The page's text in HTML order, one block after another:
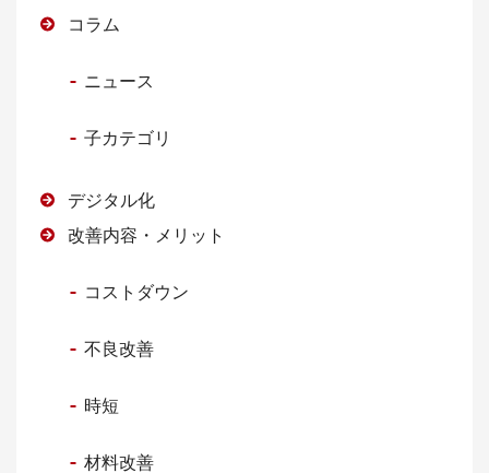
コラム
ニュース
子カテゴリ
デジタル化
改善内容・メリット
コストダウン
不良改善
時短
材料改善